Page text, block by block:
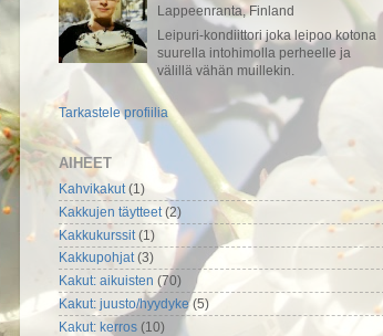
Lappeenranta, Finland
Leipuri-kondiittori joka leipoo kotona
suurella intohimolla perheelle ja
välillä vähän muillekin.
Tarkastele profiilia
AIHEET
Kahvikakut (1)
Kakkujen täytteet (2)
Kakkukurssit (1)
Kakkupohjat (3)
Kakut: aikuisten (70)
Kakut: juusto/hyydyke (5)
Kakut: kerros (10)